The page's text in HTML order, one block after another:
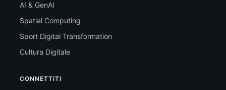
AI & GenAI
Spatial Computing
Sport Digital Transformation
Cultura Digitale
CONNETTITI